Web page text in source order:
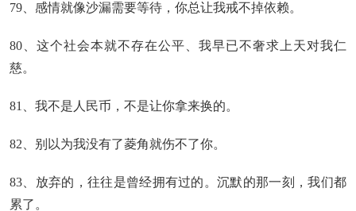
79、感情就像沙漏需要等待，你总让我戒不掉依赖。
80、这个社会本就不存在公平、我早已不奢求上天对我仁
慈。
81、我不是人民币，不是让你拿来换的。
82、别以为我没有了菱角就伤不了你。
83、放弃的，往往是曾经拥有过的。沉默的那一刻，我们都
累了。